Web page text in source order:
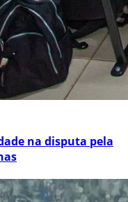
na disputa pela